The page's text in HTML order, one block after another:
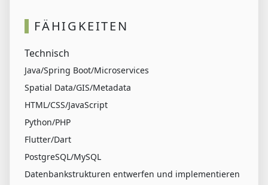
FÄHIGKEITEN
Technisch
Java/Spring Boot/Microservices
Spatial Data/GIS/Metadata
HTML/CSS/JavaScript
Python/PHP
Flutter/Dart
PostgreSQL/MySQL
Datenbankstrukturen entwerfen und implementieren